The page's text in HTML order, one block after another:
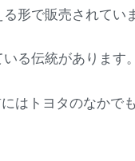
形で販売されてい
る伝統があります。
はトヨタのなかで